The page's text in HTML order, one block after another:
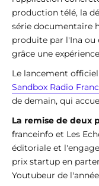
production télé, la
série documentaire
produite par l'Ina ou
grâce une
Le lancement
Sandbox Radio
de demain, qui
La remise de deux
franceinfo et Les
éditoriale et
prix startup en
Youtubeur de